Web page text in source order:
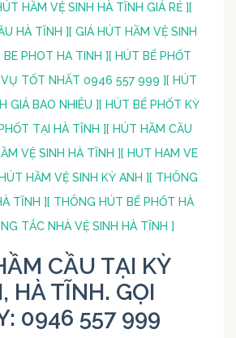
HẦM VỆ SINH HÀ TĨNH GIÁ RẺ ] [
HÀ TĨNH ] [ GIÁ HÚT HẦM VỆ SINH
BE PHOT HA TINH ] [ HÚT BỂ PHỐT
TỐT NHẤT 0946 557 999 ] [ HÚT
GIÁ BAO NHIÊU ] [ HÚT BỂ PHỐT KỲ
TẠI HÀ TĨNH ] [ HÚT HẦM CẦU
VỆ SINH HÀ TĨNH ] [ HUT HAM VE
HẦM VỆ SINH KỲ ANH ] [ THÔNG
TĨNH ] [ THÔNG HÚT BỂ PHỐT HÀ
TẮC NHÀ VỆ SINH HÀ TĨNH ]
CẦU TẠI KỲ
HÀ TĨNH. GỌI
0946 557 999